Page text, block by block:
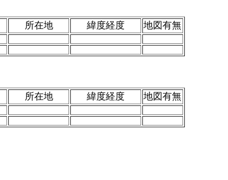
所在地 緯度経度 地図有無
所在地 緯度経度 地図有無